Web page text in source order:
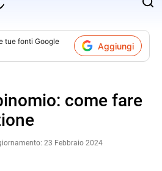
tue fonti Google
Aggiungi
come fare
23 Febbraio 2024